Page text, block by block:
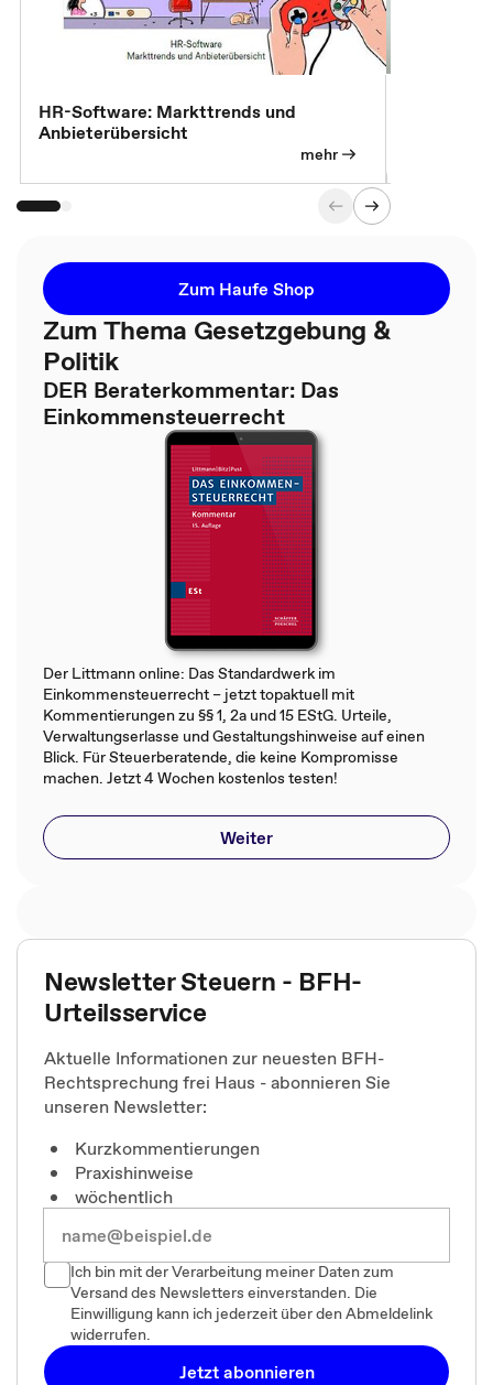
HR-Software: Markttrends und
Anbieterübersicht
mehr
Zum Haufe Shop
Zum Thema Gesetzgebung &
Politik
DER Beraterkommentar: Das
Einkommensteuerrecht
Der Littmann online: Das Standardwerk im
Einkommensteuerrecht – jetzt topaktuell mit
Kommentierungen zu §§ 1, 2a und 15 EStG. Urteile,
Verwaltungserlasse und Gestaltungshinweise auf einen
Blick. Für Steuerberatende, die keine Kompromisse
machen. Jetzt 4 Wochen kostenlos testen!
Weiter
Newsletter Steuern - BFH-
Urteilsservice
Aktuelle Informationen zur neuesten BFH-
Rechtsprechung frei Haus - abonnieren Sie
unseren Newsletter:
Kurzkommentierungen
Praxishinweise
wöchentlich
Ich bin mit der Verarbeitung meiner Daten zum
Versand des Newsletters einverstanden. Die
Einwilligung kann ich jederzeit über den Abmeldelink
widerrufen.
Jetzt abonnieren